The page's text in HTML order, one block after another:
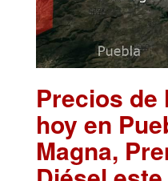
Precios de
hoy en
Magna,